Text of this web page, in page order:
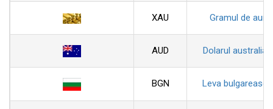
XAU Gramul de aur
AUD Dolarul australian
BGN Leva bulgareasca